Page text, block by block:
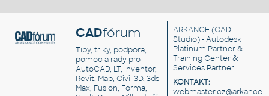
CADfórum
Tipy, triky, podpora,
pomoc a rady pro
AutoCAD, LT, Inventor,
Revit, Map, Civil 3D, 3ds
Max, Fusion, Forma,
ARKANCE (CAD
Studio) - Autodesk
Platinum Partner &
Training Center &
Services Partner
KONTAKT: